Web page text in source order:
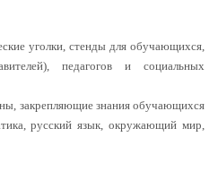
уголки, стенды для обучающихся,
педагогов и социальных
закрепляющие знания обучающихся
русский язык, окружающий мир,